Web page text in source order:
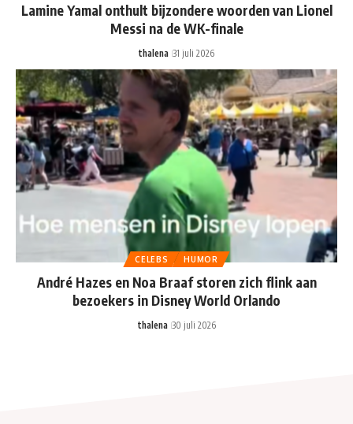
Lamine Yamal onthult bijzondere woorden van Lionel
Messi na de WK-finale
thalena 31 juli 2026
CELEBS HUMOR
André Hazes en Noa Braaf storen zich flink aan
bezoekers in Disney World Orlando
thalena 30 juli 2026